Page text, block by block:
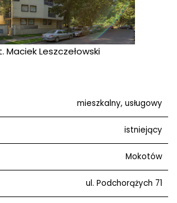
Maciek Leszczełowski
mieszkalny, usługowy
istniejący
Mokotów
ul. Podchorążych 71